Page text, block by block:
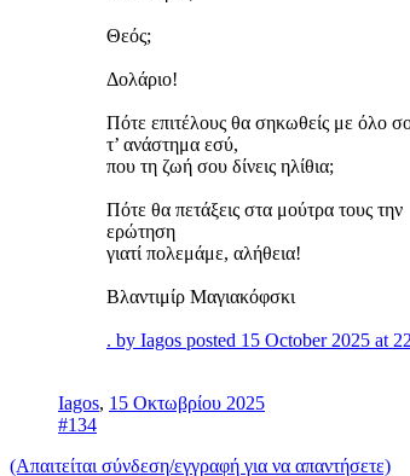
Θεός;
Δολάριο!
Πότε επιτέλους θα σηκωθείς με όλο
τ’ ανάστημα εσύ,
που τη ζωή σου δίνεις ηλίθια;
Πότε θα πετάξεις στα μούτρα τους την
ερώτηση
γιατί πολεμάμε, αλήθεια!
Βλαντιμίρ Μαγιακόφσκι
. by Iagos posted 15 October 2025 at
Iagos, 15 Οκτωβρίου 2025
#134
(Απαιτείται σύνδεση/εγγραφή για να απαντήσετε)